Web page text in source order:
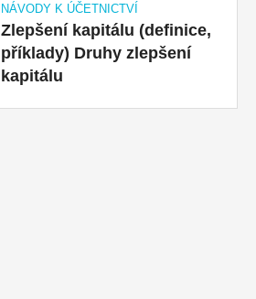
NÁVODY K ÚČETNICTVÍ
Zlepšení kapitálu (definice,
příklady) Druhy zlepšení
kapitálu